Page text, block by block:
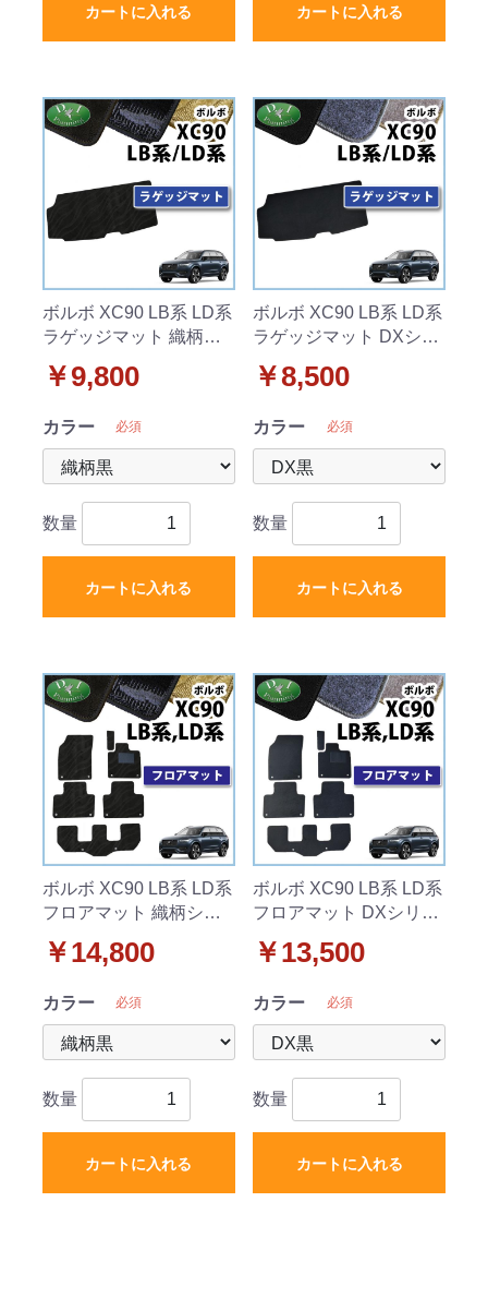
カートに入れる カートに入れる
ボルボ XC90 LB系 LD系
ラゲッジマット 織柄シ
￥9,800
カラー 必須
数量
カートに入れる
ボルボ XC90 LB系 LD系
ラゲッジマット DXシリ
￥8,500
カラー 必須
数量
カートに入れる
ボルボ XC90 LB系 LD系
フロアマット 織柄シリ
￥14,800
カラー 必須
数量
カートに入れる
ボルボ XC90 LB系 LD系
フロアマット DXシリー
￥13,500
カラー 必須
数量
カートに入れる